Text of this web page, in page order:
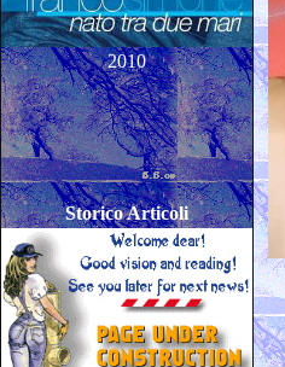
2010
Storico Articoli